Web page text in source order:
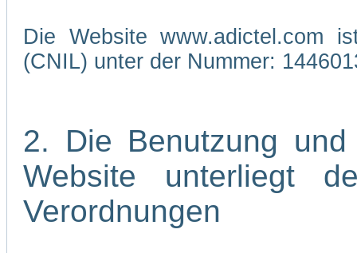
Die Website www.adictel.com
(CNIL) unter der Nummer:
2. Die Benutzung
Website unterliegt
Verordnungen